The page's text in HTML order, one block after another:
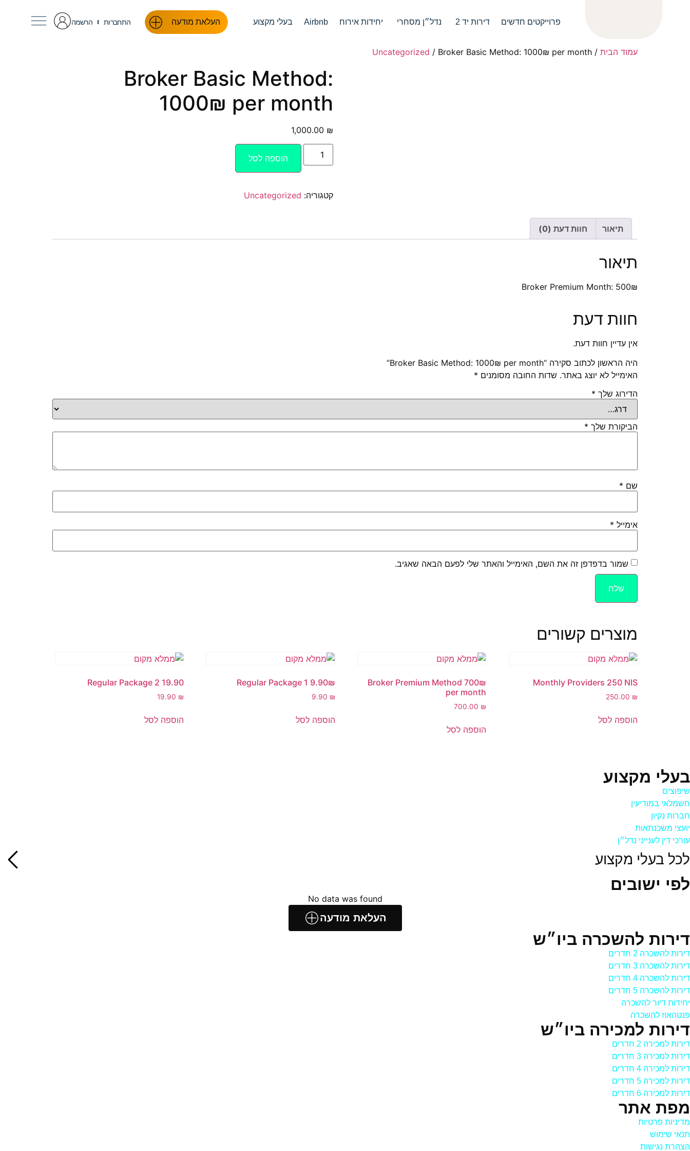
פרוייקטים חדשים דירות יד 2 נדל״ן מסחרי יחידות אירוח Airbnb בעלי מקצוע העלאת מודעה התחברות הרשמה
עמוד הבית /
Uncategorized / Broker Basic Method: 1000₪ per month
Broker Basic Method:
1000₪ per month
1,000.00 ₪
הוספה לסל
קטגוריה: Uncategorized
תיאור חוות דעת (0)
תיאור
Broker Premium Month: 500₪
חוות דעת
אין עדיין חוות דעת.
היה הראשון לכתוב סקירה “Broker Basic Method: 1000₪ per month”
האימייל לא יוצג באתר. שדות החובה מסומנים *
הדירוג שלך *
הביקורת שלך *
שם *
אימייל *
שמור בדפדפן זה את השם, האימייל והאתר שלי לפעם הבאה שאגיב.
מוצרים קשורים
Monthly Providers 250 NIS
250.00 ₪
הוספה לסל
Broker Premium Method 700₪
per month
700.00 ₪
הוספה לסל
Regular Package 1 9.90₪
9.90 ₪
הוספה לסל
Regular Package 2 19.90
19.90 ₪
הוספה לסל
בעלי מקצוע
שיפוצים
חשמלאי במודיעין
חברות נקיון
יועצי משכנתאות
עורכי דין לענייני נדל״ן
לכל בעלי מקצוע
לפי ישובים
No data was found
העלאת מודעה
דירות להשכרה ביו״ש
דירות להשכרה 2 חדרים
דירות להשכרה 3 חדרים
דירות להשכרה 4 חדרים
דירות להשכרה 5 חדרים
יחידות דיור להשכרה
פנטהאוז להשכרה
דירות למכירה ביו״ש
דירות למכירה 2 חדרים
דירות למכירה 3 חדרים
דירות למכירה 4 חדרים
דירות למכירה 5 חדרים
דירות למכירה 6 חדרים
מפת אתר
מדיניות פרטיות
תנאי שימוש
הצהרת נגישות